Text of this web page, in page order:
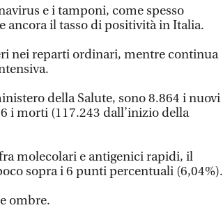
e i tamponi, come spesso
ancora il tasso di positività in Italia.
nei reparti ordinari, mentre continua
della Salute, sono 8.864 i nuovi
i morti (117.243 dall’inizio della
molecolari e antigenici rapidi, il
sopra i 6 punti percentuali (6,04%).
ombre.